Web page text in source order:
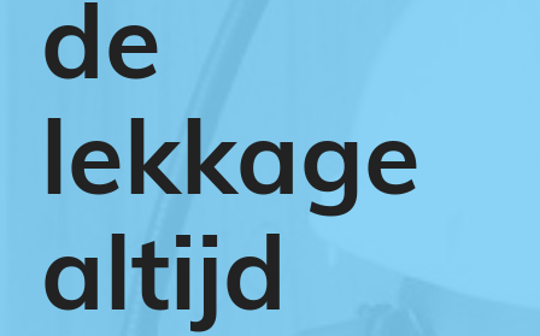
de
lekkage
altijd